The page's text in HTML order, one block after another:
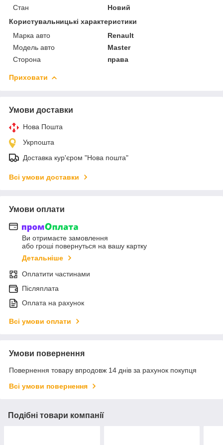
Стан
Новий
Користувальницькі характеристики
Марка авто
Renault
Модель авто
Master
Сторона
права
Приховати
Умови доставки
Нова Пошта
Укрпошта
Доставка кур'єром "Нова пошта"
Всі умови доставки
Умови оплати
Ви отримаєте замовлення
або гроші повернуться на вашу картку
Детальніше
Оплатити частинами
Післяплата
Оплата на рахунок
Всі умови оплати
Умови повернення
Повернення товару впродовж 14 днів за рахунок покупця
Всі умови повернення
Подібні товари компанії